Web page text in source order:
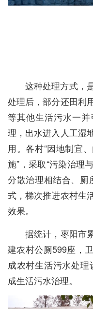
这种处理方式，
处理后，部分还田利
等其他生活污水一
理，出水进入人工湿
用。各村“因地制宜
施”，采取“污染治理
分散治理相结合、厕
式，梯次推进农村生
效果。
据统计，枣阳市
建农村公厕599座，
成农村生活污水处
成生活污水治理。